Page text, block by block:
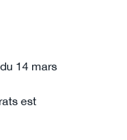
14 mars
est